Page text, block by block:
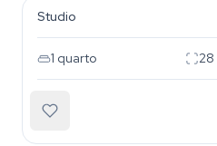
Studio
1 quarto 28